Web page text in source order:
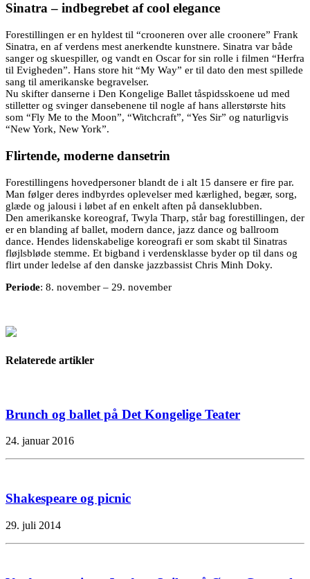
Sinatra – indbegrebet af cool elegance
Forestillingen er en hyldest til “crooneren over alle croonere” Frank
Sinatra, en af verdens mest anerkendte kunstnere. Sinatra var både
sanger og skuespiller, og vandt en Oscar for sin rolle i filmen “Herfra
til Evigheden”. Hans store hit “My Way” er til dato den mest spillede
sang til amerikanske begravelser.
Nu skifter danserne i Den Kongelige Ballet tåspidsskoene ud med
stilletter og svinger dansebenene til nogle af hans allerstørste hits
som “Fly Me to the Moon”, “Witchcraft”, “Yes Sir” og naturligvis
“New York, New York”.
Flirtende, moderne dansetrin
Forestillingens hovedpersoner blandt de i alt 15 dansere er fire par.
Man følger deres indbyrdes oplevelser med kærlighed, begær, sorg,
glæde og jalousi i løbet af en enkelt aften på danseklubben.
Den amerikanske koreograf, Twyla Tharp, står bag forestillingen, der
er en blanding af ballet, modern dance, jazz dance og ballroom
dance. Hendes lidenskabelige koreografi er som skabt til Sinatras
fløjlsbløde stemme. Et bigband i verdensklasse byder op til dans og
flirt under ledelse af den danske jazzbassist Chris Minh Doky.
Periode: 8. november – 29. november
Relaterede artikler
Brunch og ballet på Det Kongelige Teater
24. januar 2016
Shakespeare og picnic
29. juli 2014